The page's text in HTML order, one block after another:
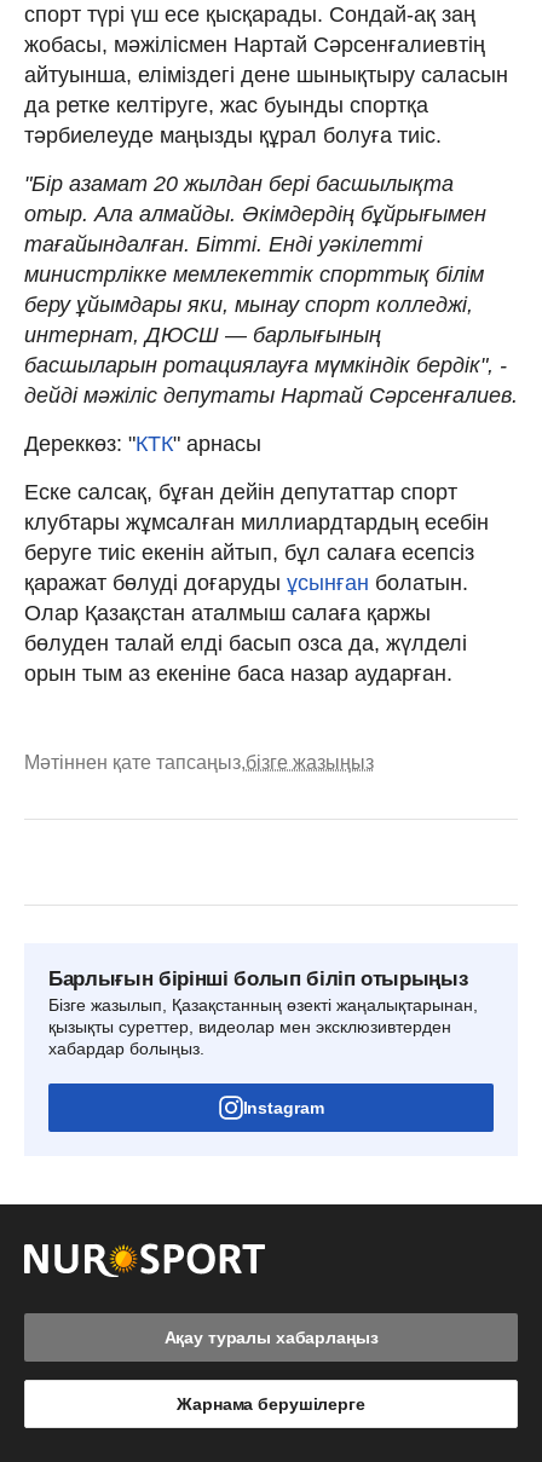
спорт түрі үш есе қысқарады. Сондай-ақ заң
жобасы, мәжілісмен Нартай Сәрсенғалиевтің
айтуынша, еліміздегі дене шынықтыру саласын
да ретке келтіруге, жас буынды спортқа
тәрбиелеуде маңызды құрал болуға тиіс.
"Бір азамат 20 жылдан бері басшылықта
отыр. Ала алмайды. Әкімдердің бұйрығымен
тағайындалған. Бітті. Енді уәкілетті
министрлікке мемлекеттік спорттық білім
беру ұйымдары яки, мынау спорт колледжі,
интернат, ДЮСШ — барлығының
басшыларын ротациялауға мүмкіндік бердік", -
дейді мәжіліс депутаты Нартай Сәрсенғалиев.
Дереккөз: "КТК" арнасы
Еске салсақ, бұған дейін депутаттар спорт
клубтары жұмсалған миллиардтардың есебін
беруге тиіс екенін айтып, бұл салаға есепсіз
қаражат бөлуді доғаруды ұсынған болатын.
Олар Қазақстан аталмыш салаға қаржы
бөлуден талай елді басып озса да, жүлделі
орын тым аз екеніне баса назар аударған.
Мәтіннен қате тапсаңыз,бізге жазыңыз
Барлығын бірінші болып біліп отырыңыз
Бізге жазылып, Қазақстанның өзекті жаңалықтарынан,
қызықты суреттер, видеолар мен эксклюзивтерден
хабардар болыңыз.
Instagram
Ақау туралы хабарлаңыз
Жарнама берушілерге